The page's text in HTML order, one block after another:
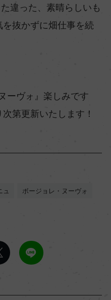
違った、素晴らしいも
抜かずに畑仕事を続
ーヴォ』楽しみです
第更新いたします！
ュ ボージョレ・ヌーヴォ